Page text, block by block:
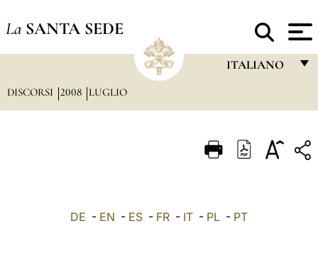
La SANTA SEDE
ITALIANO
ITALIANO
DISCORSI 2008 LUGLIO
DE - EN - ES - FR - IT - PL - PT